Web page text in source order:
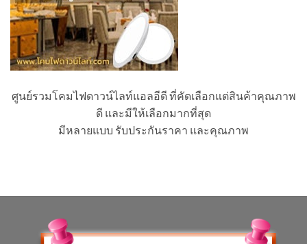
ศูนย์รวมโคมไฟดาวน์ไลท์แอลอีดี ที่คัดเลือกแต่สินค้าคุณภาพ
ดี และมีให้เลือกมากที่สุด
มีหลายแบบ รับประกันราคา และคุณภาพ